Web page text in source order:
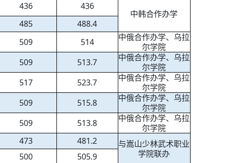
436 436
中韩合作办学
485
488.4
509 514
中俄合作办学、乌拉
尔学院
509 513.7
中俄合作办学、乌拉
尔学院
517 523.7
中俄合作办学、乌拉
尔学院
509 515.8
中俄合作办学、乌拉
尔学院
509 513.8
中俄合作办学、乌拉
尔学院
473 481.2
与嵩山少林武术职业
学院联办
500
505.9